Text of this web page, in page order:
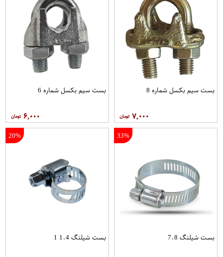
بست سیم بکسل شماره 8
۷,۰۰۰
بست سیم بکسل شماره 6
۶,۰۰۰
33%
بست شیلنگ 7.8
20%
بست شیلنگ 1.4 1